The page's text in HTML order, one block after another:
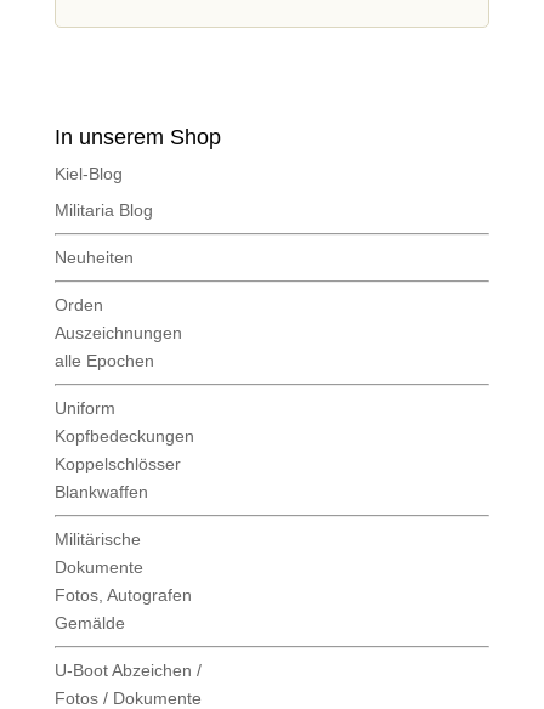
In unserem Shop
Kiel-Blog
Militaria Blog
Neuheiten
Orden
Auszeichnungen
alle Epochen
Uniform
Kopfbedeckungen
Koppelschlösser
Blankwaffen
Militärische
Dokumente
Fotos, Autografen
Gemälde
U-Boot Abzeichen /
Fotos / Dokumente